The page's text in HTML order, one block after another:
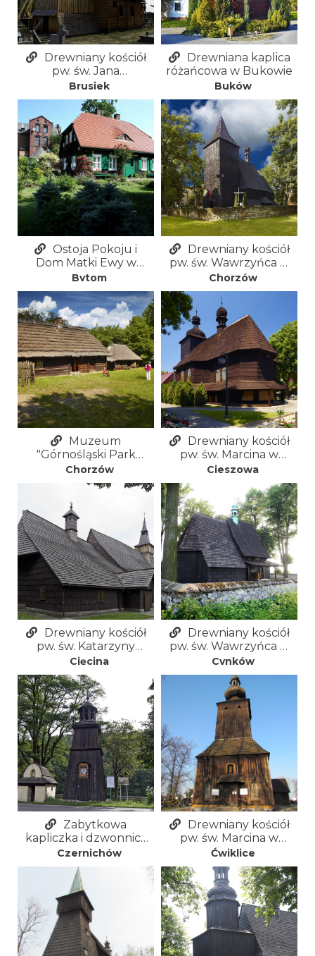
Drewniany kościół
pw. św. Jana
Chrzciciela w Bruśku
Brusiek
Drewniana kaplica
różańcowa w Bukowie
Buków
Ostoja Pokoju i
Dom Matki Ewy w
Bytomiu-
Miechowicach
Bytom
Drewniany kościół
pw. św. Wawrzyńca w
Chorzowie
Chorzów
Muzeum
"Górnośląski Park
Etnograficzny w
Chorzowie"
Chorzów
Drewniany kościół
pw. św. Marcina w
Cieszowej
Cieszowa
Drewniany kościół
pw. św. Katarzyny
Aleksandryjskiej w
Cięcinie
Cięcina
Drewniany kościół
pw. św. Wawrzyńca w
Cynkowie
Cynków
Zabytkowa
kapliczka i dzwonnica
drewniana w
Czernichowie
Czernichów
Drewniany kościół
pw. św. Marcina w
Ćwiklicach
Ćwiklice